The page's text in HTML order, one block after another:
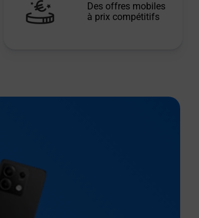
Des offres mobiles
à prix compétitifs